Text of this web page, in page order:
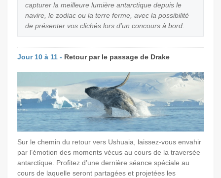
capturer la meilleure lumière antarctique depuis le
navire, le zodiac ou la terre ferme, avec la possibilité
de présenter vos clichés lors d’un concours à bord.
Jour 10 à 11 - Retour par le passage de Drake
Sur le chemin du retour vers Ushuaia, laissez-vous envahir
par l’émotion des moments vécus au cours de la traversée
antarctique. Profitez d’une dernière séance spéciale au
cours de laquelle seront partagées et projetées les